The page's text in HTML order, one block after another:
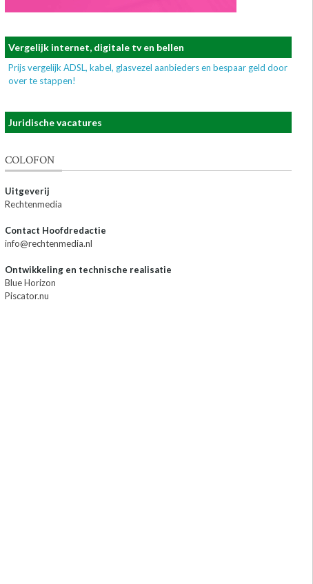
Vergelijk internet, digitale tv en bellen
Prijs vergelijk ADSL, kabel, glasvezel aanbieders en bespaar geld door
over te stappen!
Juridische vacatures
COLOFON
Uitgeverij
Rechtenmedia
Contact Hoofdredactie
info@rechtenmedia.nl
Ontwikkeling en technische realisatie
Blue Horizon
Piscator.nu